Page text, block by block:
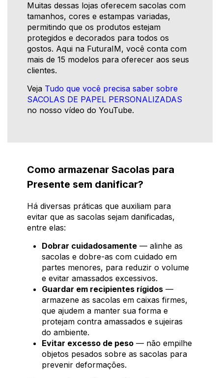
Muitas dessas lojas oferecem sacolas com
tamanhos, cores e estampas variadas,
permitindo que os produtos estejam
protegidos e decorados para todos os
gostos. Aqui na FuturaIM, você conta com
mais de 15 modelos para oferecer aos seus
clientes.
Veja Tudo que você precisa saber sobre
SACOLAS DE PAPEL PERSONALIZADAS
no nosso vídeo do YouTube.
Como armazenar Sacolas para
Presente sem danificar?
Há diversas práticas que auxiliam para
evitar que as sacolas sejam danificadas,
entre elas:
Dobrar cuidadosamente — alinhe as
sacolas e dobre-as com cuidado em
partes menores, para reduzir o volume
e evitar amassados excessivos.
Guardar em recipientes rígidos —
armazene as sacolas em caixas firmes,
que ajudem a manter sua forma e
protejam contra amassados e sujeiras
do ambiente.
Evitar excesso de peso — não empilhe
objetos pesados sobre as sacolas para
prevenir deformações.